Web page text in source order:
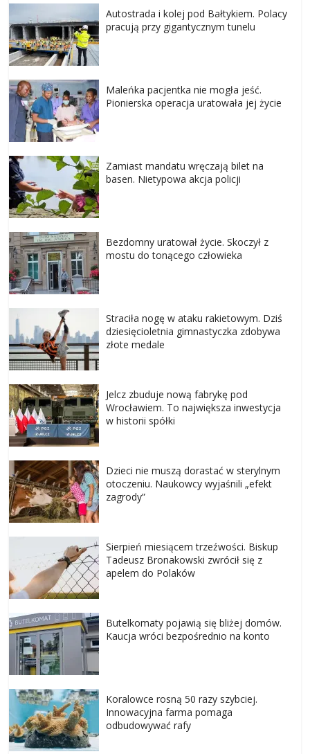
Autostrada i kolej pod Bałtykiem. Polacy
pracują przy gigantycznym tunelu
Maleńka pacjentka nie mogła jeść.
Pionierska operacja uratowała jej życie
Zamiast mandatu wręczają bilet na
basen. Nietypowa akcja policji
Bezdomny uratował życie. Skoczył z
mostu do tonącego człowieka
Straciła nogę w ataku rakietowym. Dziś
dziesięcioletnia gimnastyczka zdobywa
złote medale
Jelcz zbuduje nową fabrykę pod
Wrocławiem. To największa inwestycja
w historii spółki
Dzieci nie muszą dorastać w sterylnym
otoczeniu. Naukowcy wyjaśnili „efekt
zagrody”
Sierpień miesiącem trzeźwości. Biskup
Tadeusz Bronakowski zwrócił się z
apelem do Polaków
Butelkomaty pojawią się bliżej domów.
Kaucja wróci bezpośrednio na konto
Koralowce rosną 50 razy szybciej.
Innowacyjna farma pomaga
odbudowywać rafy